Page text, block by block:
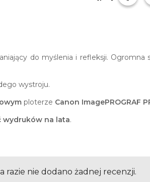
do myślenia i refleksji.
wystroju.
ploterze Canon ImagePROGRAF
wydruków na lata.
razie nie dodano żadnej recenzji.